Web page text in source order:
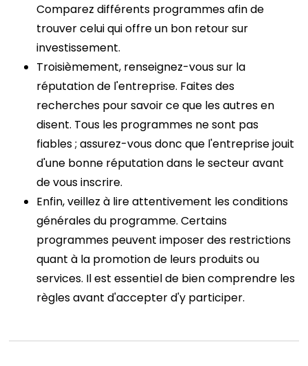
Comparez différents programmes afin de
trouver celui qui offre un bon retour sur
investissement.
Troisièmement, renseignez-vous sur la
réputation de l'entreprise. Faites des
recherches pour savoir ce que les autres en
disent. Tous les programmes ne sont pas
fiables ; assurez-vous donc que l'entreprise jouit
d'une bonne réputation dans le secteur avant
de vous inscrire.
Enfin, veillez à lire attentivement les conditions
générales du programme. Certains
programmes peuvent imposer des restrictions
quant à la promotion de leurs produits ou
services. Il est essentiel de bien comprendre les
règles avant d'accepter d'y participer.